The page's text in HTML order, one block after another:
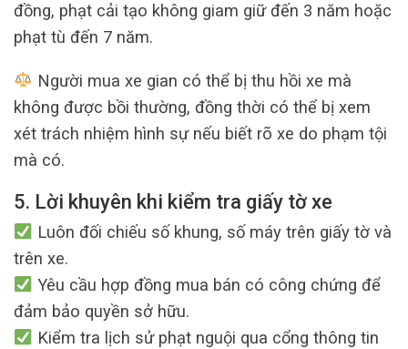
đồng, phạt cải tạo không giam giữ đến 3 năm hoặc
phạt tù đến 7 năm.
Người mua xe gian có thể bị thu hồi xe mà
không được bồi thường, đồng thời có thể bị xem
xét trách nhiệm hình sự nếu biết rõ xe do phạm tội
mà có.
5. Lời khuyên khi kiểm tra giấy tờ xe
Luôn đối chiếu số khung, số máy trên giấy tờ và
trên xe.
Yêu cầu hợp đồng mua bán có công chứng để
đảm bảo quyền sở hữu.
Kiểm tra lịch sử phạt nguội qua cổng thông tin